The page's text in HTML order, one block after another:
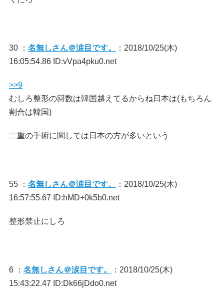
30 ： 名無しさん＠涙目です。
：2018/10/25(木)
16:05:54.86 ID:vVpa4pku0.net
>>9
むしろ整形の回数は韓国越えてるからね日本は(もちろん
割合は韓国)
二重の手術に関しては日本の方が多いという
55 ： 名無しさん＠涙目です。
：2018/10/25(木)
16:57:55.67 ID:hMD+0k5b0.net
整形禁止にしろ
6 ： 名無しさん＠涙目です。
：2018/10/25(木)
15:43:22.47 ID:Dk66jDdo0.net